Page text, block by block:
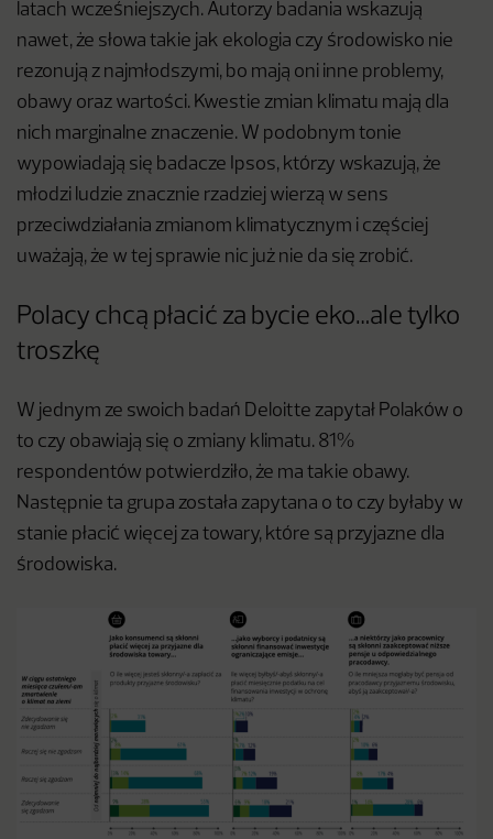
latach wcześniejszych. Autorzy badania wskazują
nawet, że słowa takie jak ekologia czy środowisko nie
rezonują z najmłodszymi, bo mają oni inne problemy,
obawy oraz wartości. Kwestie zmian klimatu mają dla
nich marginalne znaczenie. W podobnym tonie
wypowiadają się badacze Ipsos, którzy wskazują, że
młodzi ludzie znacznie rzadziej wierzą w sens
przeciwdziałania zmianom klimatycznym i częściej
uważają, że w tej sprawie nic już nie da się zrobić.
Polacy chcą płacić za bycie eko…ale tylko
troszkę
W jednym ze swoich badań Deloitte zapytał Polaków o
to czy obawiają się o zmiany klimatu. 81%
respondentów potwierdziło, że ma takie obawy.
Następnie ta grupa została zapytana o to czy byłaby w
stanie płacić więcej za towary, które są przyjazne dla
środowiska.